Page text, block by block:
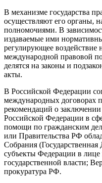
В механизме государства
осуществляют его органы,
полномочиями. В
издаваемые ими
регулирующее воздействие
международной правовой
делятся на законы и
акты.
В Российской Федерации
международных договорах
рекомендаций о
Российской Федерации в
помощи по гражданским
или Правительства РФ
Собрания
субъекты Федерации в
государственной власти;
прокуратура РФ.